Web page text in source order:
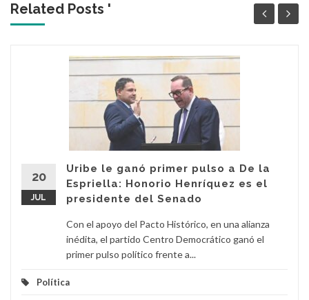
Related Posts '
20
JUL
Uribe le ganó primer pulso a De la
Espriella: Honorio Henríquez es el
presidente del Senado
Con el apoyo del Pacto Histórico, en una alianza
inédita, el partido Centro Democrático ganó el
primer pulso político frente a...
Política